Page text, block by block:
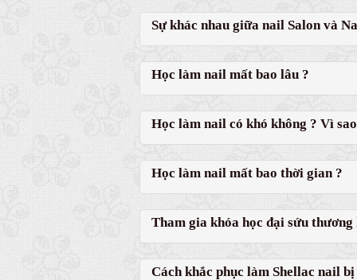
Sự khác nhau giữa nail Salon và
Học làm nail mất bao lâu ?
Học làm nail có khó không ? Vì
Học làm nail mất bao thời gian ?
Tham gia khóa học đại sứu
Cách khắc phục làm Shellac nail